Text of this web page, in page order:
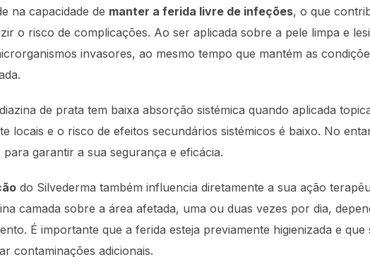
na capacidade de manter a ferida livre de infeções, o que
o risco de complicações. Ao ser aplicada sobre a pele limpa e
invasores, ao mesmo tempo que mantém as
de prata tem baixa absorção sistémica quando aplicada
locais e o risco de efeitos secundários sistémicos é baixo. No
para garantir a sua segurança e eficácia.
do Silvederma também influencia diretamente a sua ação
camada sobre a área afetada, uma ou duas vezes por dia,
É importante que a ferida esteja previamente higienizada e
contaminações adicionais.